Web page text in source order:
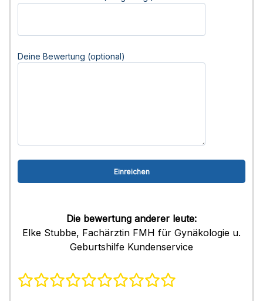
Deine Bewertung (optional)
Die bewertung anderer leute:
Elke Stubbe, Fachärztin FMH für Gynäkologie u.
Geburtshilfe Kundenservice